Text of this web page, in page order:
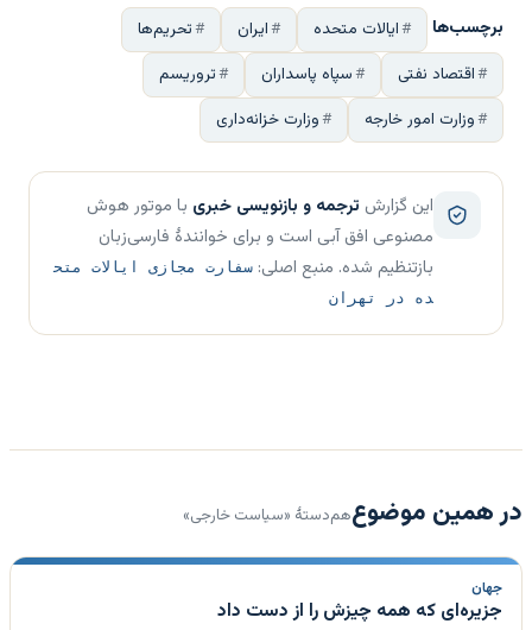
برچسب‌ها ایالات متحده ایران
تحریم‌ها
اقتصاد نفتی
سپاه پاسداران
تروریسم
وزارت امور خارجه
وزارت خزانه‌داری
این گزارش ترجمه و بازنویسی خبری با موتور هوش
مصنوعی افق آبی است و برای خوانندهٔ فارسی‌زبان
بازتنظیم شده. منبع اصلی: سفارت مجازی ایالات متح
ده در تهران
در همین موضوعهم‌دستهٔ «سیاست خارجی»
جهان
جزیره‌ای که همه چیزش را از دست داد